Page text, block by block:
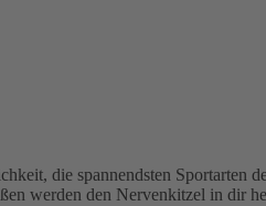
die spannendsten Sportarten
werden den Nervenkitzel in dir